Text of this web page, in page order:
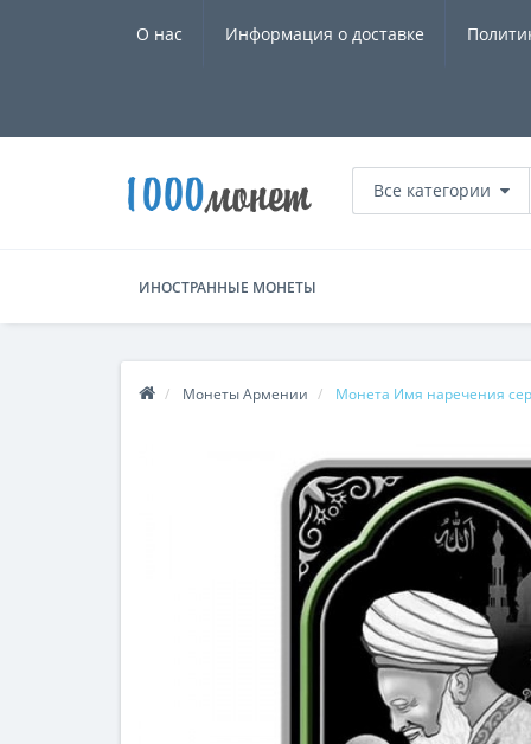
О нас Информация о доставке
Все категории
ИНОСТРАННЫЕ МОНЕТЫ
Монеты Армении Монета Имя наречения